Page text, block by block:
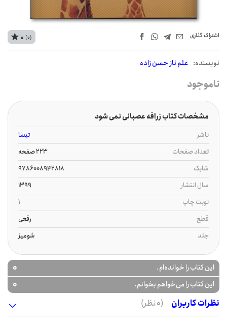
اشتراک‌ گذاری
نويسنده: علم ناز حسن زاده
0 (0)
ناموجود
مشخصات کتاب زرافه عصبانی نمی شود
ناشر
تیسا
تعداد صفحات
223 صفحه
شابک
9786008942818
سال انتشار
1399
نوبت چاپ
1
قطع
رقعی
جلد
شومیز
این کتاب را خوانده‌ام. 0
این کتاب را می‌خواهم بخوانم.
0
نظرات کاربران
(0 نظر)